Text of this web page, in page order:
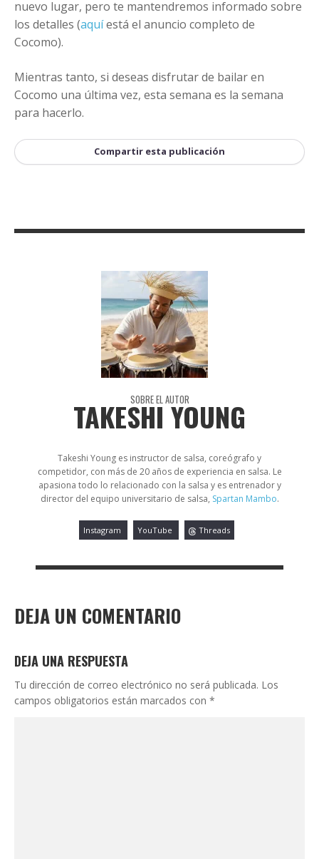
nuevo lugar, pero te mantendremos informado sobre
los detalles (aquíestá el anuncio completo de
Cocomo).
Mientras tanto, si deseas disfrutar de bailar en
Cocomo una última vez, esta semana es la semana
para hacerlo.
Compartir esta publicación
SOBRE EL AUTOR
TAKESHI YOUNG
Takeshi Young es instructor de salsa, coreógrafo y
competidor, con más de 20 años de experiencia en salsa. Le
apasiona todo lo relacionado con la salsa y es entrenador y
director del equipo universitario de salsa, Spartan Mambo.
Instagram YouTube Threads
DEJA UN COMENTARIO
DEJA UNA RESPUESTA
Tu dirección de correo electrónico no será publicada. Los
campos obligatorios están marcados con *